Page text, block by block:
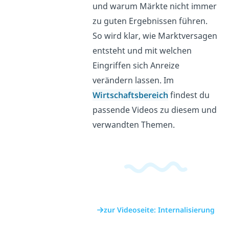
und warum Märkte nicht immer
zu guten Ergebnissen führen.
So wird klar, wie Marktversagen
entsteht und mit welchen
Eingriffen sich Anreize
verändern lassen. Im
Wirtschaftsbereich findest du
passende Videos zu diesem und
verwandten Themen.
zur Videoseite: Internalisierung